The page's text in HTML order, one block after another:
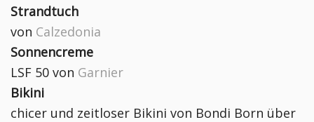
Strandtuch
von Calzedonia
Sonnencreme
LSF 50 von Garnier
Bikini
chicer und zeitloser Bikini von Bondi Born über